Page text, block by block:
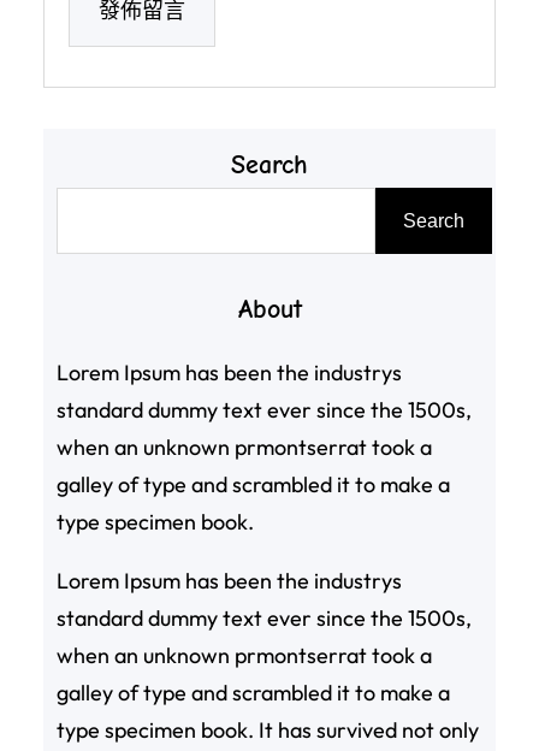
Search
Search
About
Lorem Ipsum has been the industrys
standard dummy text ever since the 1500s,
when an unknown prmontserrat took a
galley of type and scrambled it to make a
type specimen book.
Lorem Ipsum has been the industrys
standard dummy text ever since the 1500s,
when an unknown prmontserrat took a
galley of type and scrambled it to make a
type specimen book. It has survived not only